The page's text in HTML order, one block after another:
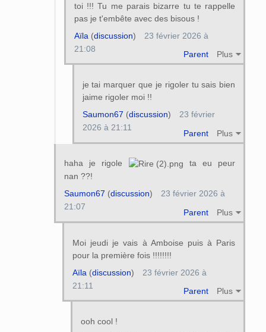
toi !!! Tu me parais bizarre tu te rappelle
pas je t'embête avec des bisous !
Parent Plus
Aïla (discussion)
23 février 2026 à
21:08
je tai marquer que je rigoler tu sais bien
jaime rigoler moi !!
Parent Plus
Saumon67 (discussion)
23 février
2026 à 21:11
haha je rigole
ta eu peur
nan ??!
Parent Plus
Saumon67 (discussion)
23 février 2026 à
21:07
Moi jeudi je vais à Amboise puis à Paris
pour la première fois !!!!!!!!
Parent Plus
Aïla (discussion)
23 février 2026 à
21:11
ooh cool !